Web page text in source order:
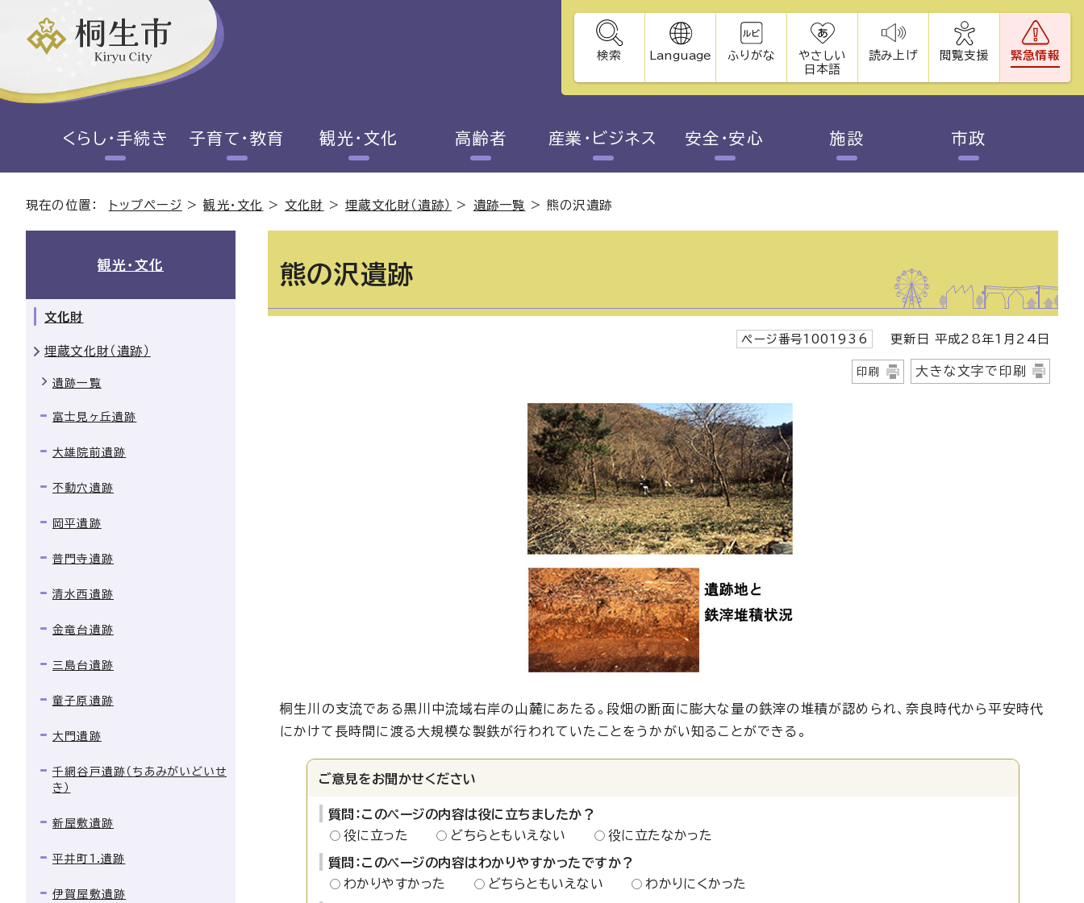
検索 Language ふりがな
やさしい
日本語
読み上げ 閲覧支援 緊急情報
くらし・手続き 子育て・教育 観光・文化 高齢者 産業・ビジネス 安全・安心 施設 市政
現在の位置： トップページ >観光・文化 > 文化財 >埋蔵文化財（遺跡） > 遺跡一覧 >熊の沢遺跡
熊の沢遺跡
ページ番号1001936 更新日 平成28年1月24日
印刷 大きな文字で印刷
桐生川の支流である黒川中流域右岸の山麓にあたる。段畑の断面に膨大な量の鉄滓の堆積が認められ、奈良時代から平安時代
にかけて長時間に渡る大規模な製鉄が行われていたことをうかがい知ることができる。
ご意見をお聞かせください
質問：このページの内容は役に立ちましたか？
役に立った
どちらともいえない 役に立たなかった
質問：このページの内容はわかりやすかったですか？
わかりやすかった
どちらともいえない わかりにくかった
観光・文化
文化財
埋蔵文化財（遺跡）
遺跡一覧
富士見ヶ丘遺跡
大雄院前遺跡
不動穴遺跡
岡平遺跡
普門寺遺跡
清水西遺跡
金竜台遺跡
三島台遺跡
童子原遺跡
大門遺跡
千網谷戸遺跡（ちあみがいどいせ
き）
新屋敷遺跡
平井町1.遺跡
伊賀屋敷遺跡